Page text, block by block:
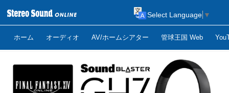
ホーム オーディオ AV/ホームシアター 管球王国 Web
Select Language ▼